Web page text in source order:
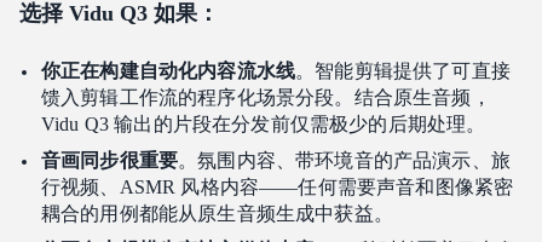
选择 Vidu Q3 如果：
你正在构建自动化内容流水线。智能剪辑提供了可直接
馈入剪辑工作流的程序化场景分段。结合原生音频，
Vidu Q3 输出的片段在分发前仅需极少的后期处理。
音画同步很重要。氛围内容、带环境音的产品演示、旅
行视频、ASMR 风格内容——任何需要声音和图像紧密
耦合的用例都能从原生音频生成中获益。